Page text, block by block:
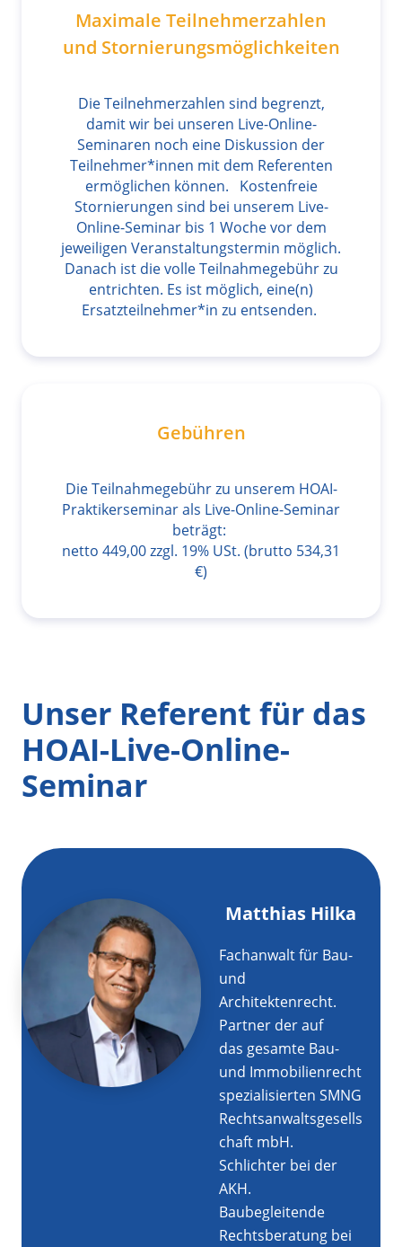
Maximale Teilnehmerzahlen
und Stornierungsmöglichkeiten
Die Teilnehmerzahlen sind begrenzt,
damit wir bei unseren Live-Online-
Seminaren noch eine Diskussion der
Teilnehmer*innen mit dem Referenten
ermöglichen können. Kostenfreie
Stornierungen sind bei unserem Live-
Online-Seminar bis 1 Woche vor dem
jeweiligen Veranstaltungstermin möglich.
Danach ist die volle Teilnahmegebühr zu
entrichten. Es ist möglich, eine(n)
Ersatzteilnehmer*in zu entsenden.
Gebühren
Die Teilnahmegebühr zu unserem HOAI-
Praktikerseminar als Live-Online-Seminar
beträgt:
netto 449,00 zzgl. 19% USt. (brutto 534,31
€)
Unser Referent für das
HOAI-Live-Online-
Seminar
Matthias Hilka
Fachanwalt für Bau-
und
Architektenrecht.
Partner der auf
das gesamte Bau-
und Immobilienrecht
spezialisierten SMNG
Rechtsanwaltsgesells
chaft mbH.
Schlichter bei der
AKH.
Baubegleitende
Rechtsberatung bei